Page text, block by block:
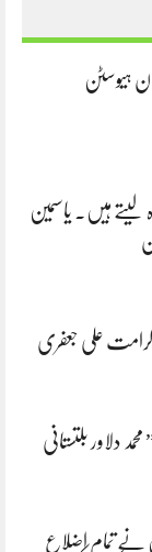
ہیوسٹن
لیتے ہیں. یاسمین
علی جعفری
دلاور بلتستانی
نے تمام اضلاع